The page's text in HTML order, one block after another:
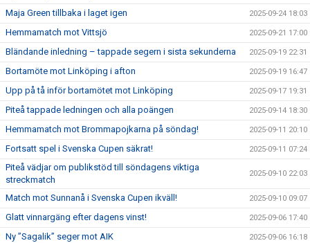
Maja Green tillbaka i laget igen 2025-09-24 18:03
Hemmamatch mot Vittsjö 2025-09-21 17:00
Bländande inledning – tappade segern i sista sekunderna 2025-09-19 22:31
Bortamöte mot Linköping i afton 2025-09-19 16:47
Upp på tå inför bortamötet mot Linköping 2025-09-17 19:31
Piteå tappade ledningen och alla poängen 2025-09-14 18:30
Hemmamatch mot Brommapojkarna på söndag! 2025-09-11 20:10
Fortsatt spel i Svenska Cupen säkrat! 2025-09-11 07:24
Piteå vädjar om publikstöd till söndagens viktiga
streckmatch
2025-09-10 22:03
Match mot Sunnanå i Svenska Cupen ikväll! 2025-09-10 09:07
Glatt vinnargäng efter dagens vinst! 2025-09-06 17:40
Ny ”Sagalik” seger mot AIK 2025-09-06 16:18